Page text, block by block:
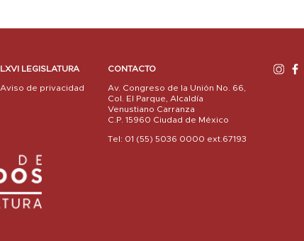
LXVI LEGISLATURA
Aviso de privacidad
CONTACTO
Av. Congreso de la Unión No. 66,
Col. El Parque, Alcaldía
Venustiano Carranza
C.P. 15960 Ciudad de México
Tel: 01 (55) 5036 0000 ext.67193